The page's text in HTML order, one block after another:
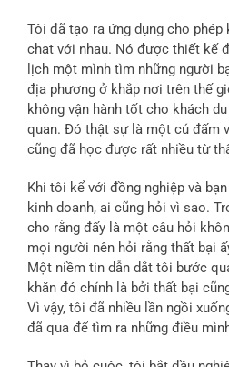
Tôi đã tạo ra ứng dụng cho
chat với nhau. Nó được thiết kế
lịch một mình tìm những người
địa phương ở khắp nơi trên thế
không vận hành tốt cho khách
quan. Đó thật sự là một cú đấm
cũng đã học được rất nhiều từ
Khi tôi kể với đồng nghiệp và
kinh doanh, ai cũng hỏi vì sao.
cho rằng đấy là một câu hỏi
mọi người nên hỏi rằng thất bại
Một niềm tin dẫn dắt tôi bước
khăn đó chính là bởi thất bại
Vì vậy, tôi đã nhiều lần ngồi
đã qua để tìm ra những điều